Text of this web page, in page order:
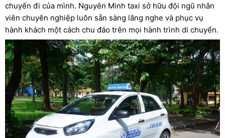
chuyến đi của mình. Nguyên Minh taxi sở hữu đội ngũ nhân
viên chuyên nghiệp luôn sẵn sàng lắng nghe và phục vụ
hành khách một cách chu đáo trên mọi hành trình di chuyển.